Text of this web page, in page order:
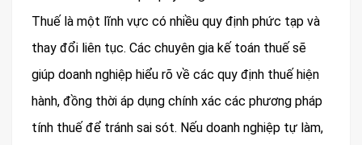
Thuế là một lĩnh vực có nhiều quy định phức tạp và
thay đổi liên tục. Các chuyên gia kế toán thuế sẽ
giúp doanh nghiệp hiểu rõ về các quy định thuế hiện
hành, đồng thời áp dụng chính xác các phương pháp
tính thuế để tránh sai sót. Nếu doanh nghiệp tự làm,